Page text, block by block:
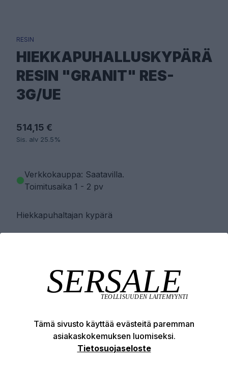
RESIN
HIEKKAPUHALLUSKYPÄRÄ
RESIN "GRANIT" RES-
3G/UE
514,15 €
Sis. alv 25.5%
Verkkokauppa: Saatavilla.
Toimitusaika 1 - 2 pv
Hiekkapuhaltajan kypärä
LISÄÄ OSTOSKORIIN
Tuotekuvaus
Tämä sivusto käyttää evästeitä paremman
asiakaskokemuksen luomiseksi.
Tietosuojaseloste